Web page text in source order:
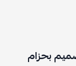
بحزام